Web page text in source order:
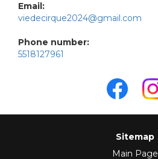
Email:
viedecirque2024@gmail.com
Phone number:
5518127961
Sitemap
Main Page